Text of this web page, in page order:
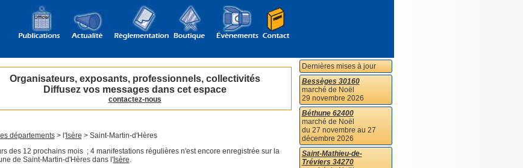
Organisateurs, exposants, professionnels, collectivités
Diffusez vos messages dans cet espace
contactez-nous
départements> l'Isère > Saint-Martin-d'Hères
des 12 prochains mois ; 4 manifestations régulières n'est encore enregistrée sur la
de Saint-Martin-d'Hères dans l'Isère.
Dernières mises à jour
Bessèges 30160
marché de Noël
29 novembre 2026
Béthune 62400
marché de Noël
du 27 novembre au 27
décembre 2026
Saint-Mathieu-de-
Tréviers 34270